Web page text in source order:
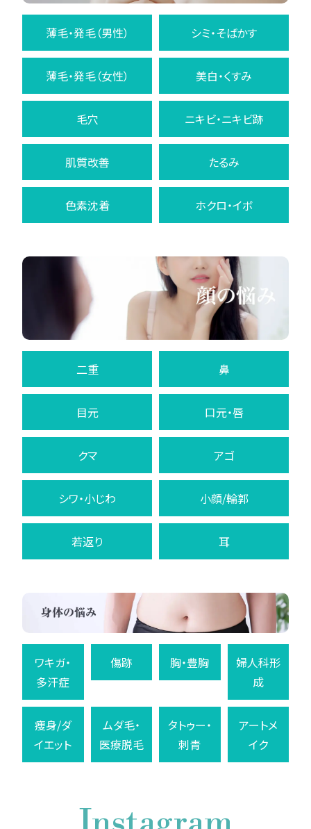
薄毛・発毛（男性） シミ・そばかす
薄毛・発毛（女性） 美白・くすみ
毛穴 ニキビ・ニキビ跡
肌質改善 たるみ
色素沈着 ホクロ・イボ
二重 鼻
目元 口元・唇
クマ アゴ
シワ・小じわ 小顔/輪郭
若返り 耳
ワキガ・
多汗症
傷跡 胸・豊胸
婦人科形
成
痩身/ダ
イエット
ムダ毛・
医療脱毛
タトゥー・
刺青
アートメ
イク